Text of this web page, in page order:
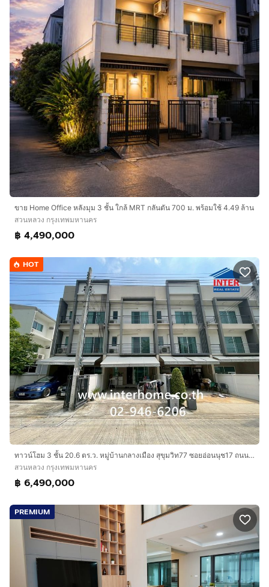
ขาย Home Office หลังมุม 3 ชั้น ใกล้ MRT กลันตัน 700 ม. พร้อมใช้ 4.49 ล้าน
สวนหลวง กรุงเทพมหานคร
฿ 4,490,000
HOT
ทาวน์โฮม 3 ชั้น 20.6 ตร.ว. หมู่บ้านกลางเมือง สุขุมวิท77 ซอยอ่อนนุช17 ถนนสุขุมวิท ถนนอ่อนนุช เขตสวนหลวง กรุงเทพมหานคร
สวนหลวง กรุงเทพมหานคร
฿ 6,490,000
PREMIUM